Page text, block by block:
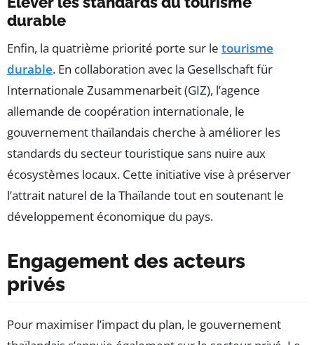
durable
Enfin, la quatrième priorité porte sur le tourisme
durable. En collaboration avec la Gesellschaft für
Internationale Zusammenarbeit (GIZ), l’agence
allemande de coopération internationale, le
gouvernement thaïlandais cherche à améliorer les
standards du secteur touristique sans nuire aux
écosystèmes locaux. Cette initiative vise à préserver
l’attrait naturel de la Thaïlande tout en soutenant le
développement économique du pays.
Engagement des acteurs
privés
Pour maximiser l’impact du plan, le gouvernement